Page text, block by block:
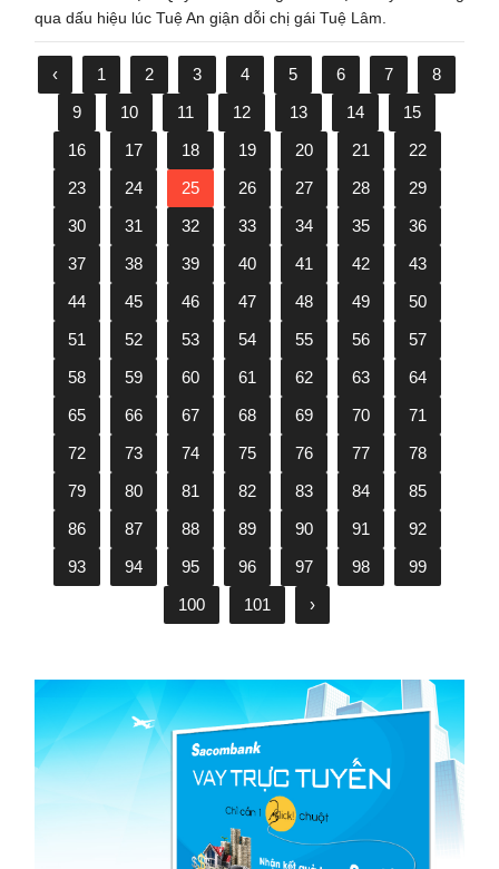
qua dấu hiệu lúc Tuệ An giận dỗi chị gái Tuệ Lâm.
‹ 1 2 3 4 5 6 7
8
9
10 11 12 13 14
15
16
17 18 19 20 21
22
23
24 25 26 27 28
29
30
31 32 33 34 35
36
37
38 39 40 41 42
43
44
45 46 47 48 49
50
51
52 53 54 55 56
57
58
59 60 61 62 63
64
65
66 67 68 69 70
71
72
73 74 75 76 77
78
79
80 81 82 83 84
85
86
87 88 89 90 91
92
93
94 95 96 97 98
99
100
101 ›